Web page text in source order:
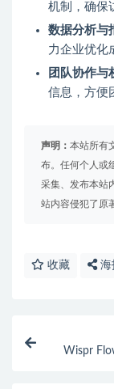
机制，确保
数据分析与
力企业优化
团队协作与
信息，方便
声明： 本站所有
布。任何个人或
采集、发布本站
站内容侵犯了原
收藏 海
Wispr